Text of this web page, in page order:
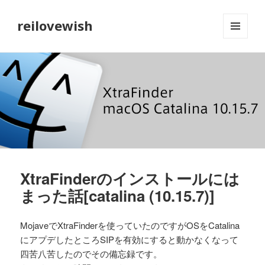
reilovewish
ーとウ
XtraFinderのインストールには
まった話[catalina (10.15.7)]
MojaveでXtraFinderを使っていたのですがOSをCatalina
にアプデしたところSIPを有効にすると動かなくなって
四苦八苦したのでその備忘録です。